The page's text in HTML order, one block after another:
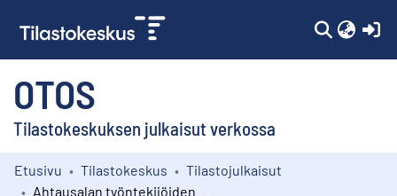
OTOS
Tilastokeskuksen julkaisut verkossa
Kokoelmat
Etusivu Tilastokeskus
Tilastojulkaisut